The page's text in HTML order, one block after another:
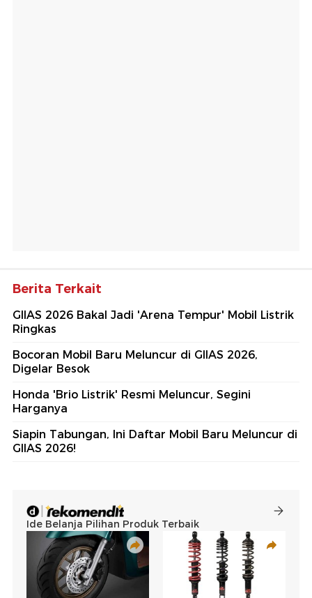
Berita Terkait
GIIAS 2026 Bakal Jadi 'Arena Tempur' Mobil Listrik
Ringkas
Bocoran Mobil Baru Meluncur di GIIAS 2026,
Digelar Besok
Honda 'Brio Listrik' Resmi Meluncur, Segini
Harganya
Siapin Tabungan, Ini Daftar Mobil Baru Meluncur di
GIIAS 2026!